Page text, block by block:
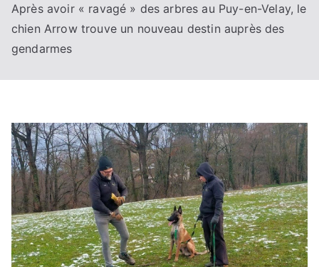
Après avoir « ravagé » des arbres au Puy-en-Velay, le
chien Arrow trouve un nouveau destin auprès des
gendarmes